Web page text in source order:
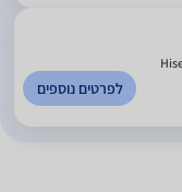
לפרטים נוספים